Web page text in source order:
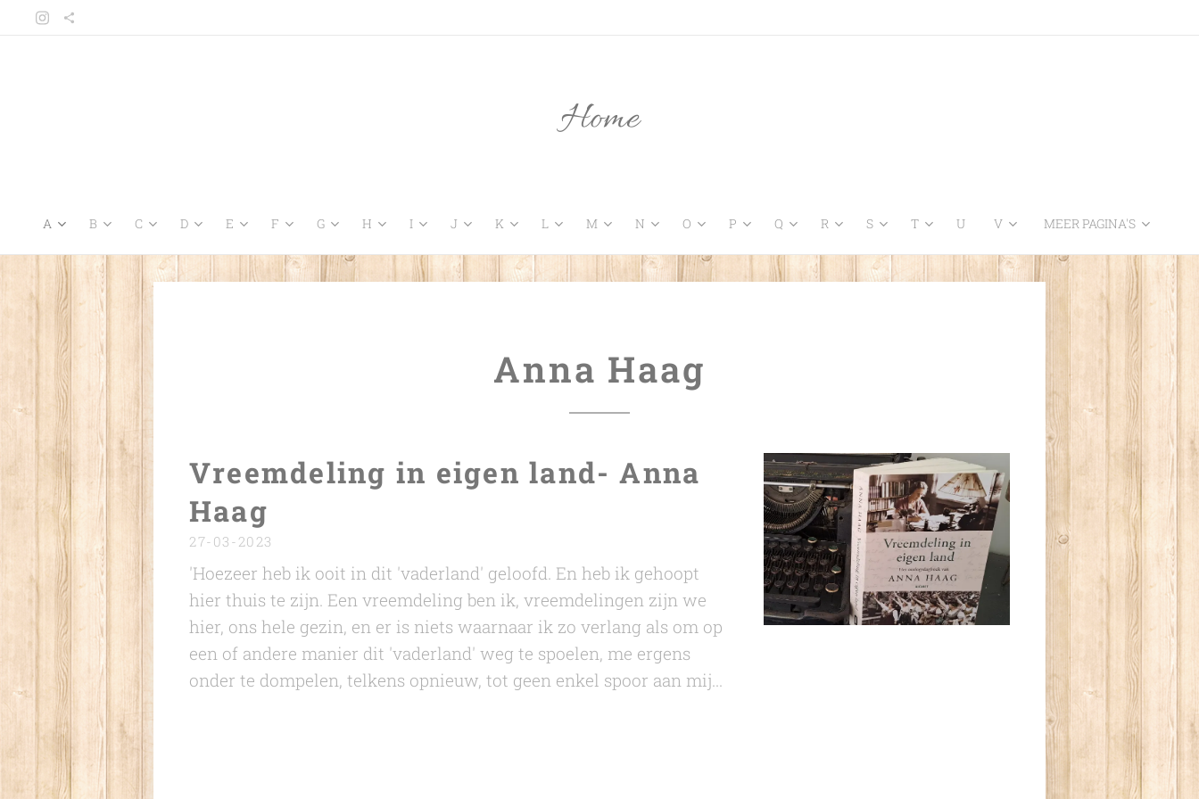
Home
A B C D E F G H I J K L M N O P Q R S T U V MEER PAGINA'S
Anna Haag
Vreemdeling in eigen land- Anna
Haag
27-03-2023
'Hoezeer heb ik ooit in dit 'vaderland' geloofd. En heb ik gehoopt
hier thuis te zijn. Een vreemdeling ben ik, vreemdelingen zijn we
hier, ons hele gezin, en er is niets waarnaar ik zo verlang als om op
een of andere manier dit 'vaderland' weg te spoelen, me ergens
onder te dompelen, telkens opnieuw, tot geen enkel spoor aan mij...